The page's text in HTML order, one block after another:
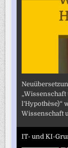
„Wissenschaft
l’Hypothèse)“
Wissenschaft
IT- und KI-